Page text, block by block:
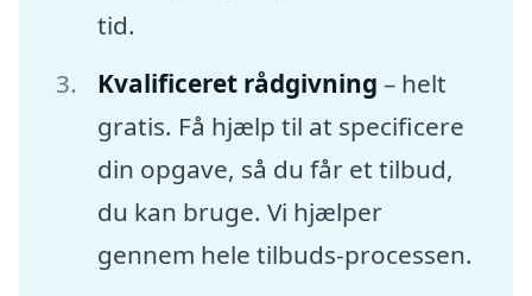
tid.
Kvalificeret rådgivning – helt
gratis. Få hjælp til at specificere
din opgave, så du får et tilbud,
du kan bruge. Vi hjælper
gennem hele tilbuds-processen.